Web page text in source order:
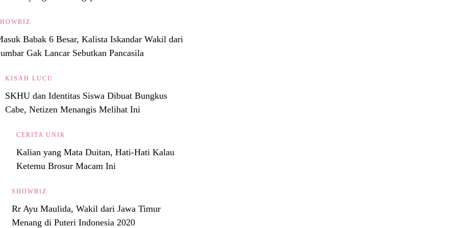
Babak 6 Besar, Kalista Iskandar Wakil dari
Gak Lancar Sebutkan Pancasila
KISAH LUCU
SKHU dan Identitas Siswa Dibuat Bungkus
Cabe, Netizen Menangis Melihat Ini
CERITA UNIK
Kalian yang Mata Duitan, Hati-Hati Kalau
Ketemu Brosur Macam Ini
SHOWBIZ
Rr Ayu Maulida, Wakil dari Jawa Timur
Menang di Puteri Indonesia 2020